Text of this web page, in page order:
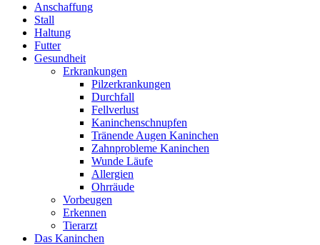
Anschaffung
Stall
Haltung
Futter
Gesundheit
Erkrankungen
Pilzerkrankungen
Durchfall
Fellverlust
Kaninchenschnupfen
Tränende Augen Kaninchen
Zahnprobleme Kaninchen
Wunde Läufe
Allergien
Ohrräude
Vorbeugen
Erkennen
Tierarzt
Das Kaninchen